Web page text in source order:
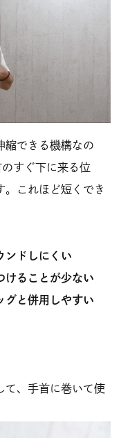
縮できる機構なの
すぐ下に来る位
。これほど短くでき
ンドしにくい
けることが少ない
グと併用しやすい
て、手首に巻いて使